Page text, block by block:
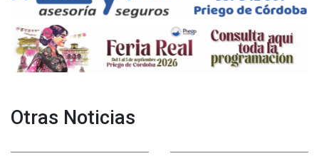
Otras Noticias